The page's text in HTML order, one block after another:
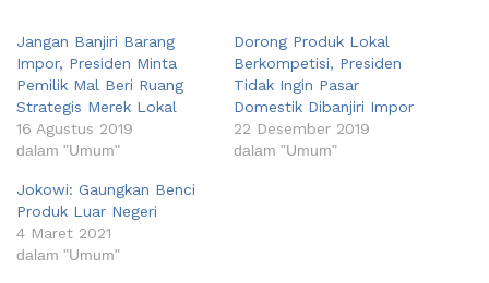
Jangan Banjiri Barang
Impor, Presiden Minta
Pemilik Mal Beri Ruang
Strategis Merek Lokal
16 Agustus 2019
dalam "Umum"
Dorong Produk Lokal
Berkompetisi, Presiden
Tidak Ingin Pasar
Domestik Dibanjiri Impor
22 Desember 2019
dalam "Umum"
Jokowi: Gaungkan Benci
Produk Luar Negeri
4 Maret 2021
dalam "Umum"